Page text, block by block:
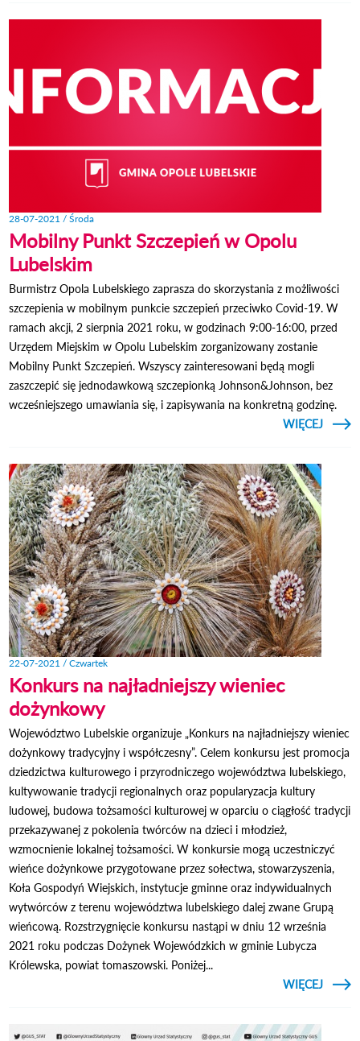
28-07-2021 / Środa
Mobilny Punkt Szczepień w Opolu
Lubelskim
Burmistrz Opola Lubelskiego zaprasza do skorzystania z możliwości
szczepienia w mobilnym punkcie szczepień przeciwko Covid-19. W
ramach akcji, 2 sierpnia 2021 roku, w godzinach 9:00-16:00, przed
Urzędem Miejskim w Opolu Lubelskim zorganizowany zostanie
Mobilny Punkt Szczepień. Wszyscy zainteresowani będą mogli
zaszczepić się jednodawkową szczepionką Johnson&Johnson, bez
wcześniejszego umawiania się, i zapisywania na konkretną godzinę.
CZYTAJ
WIĘCEJ
22-07-2021 / Czwartek
Konkurs na najładniejszy wieniec
dożynkowy
Województwo Lubelskie organizuje „Konkurs na najładniejszy wieniec
dożynkowy tradycyjny i współczesny”. Celem konkursu jest promocja
dziedzictwa kulturowego i przyrodniczego województwa lubelskiego,
kultywowanie tradycji regionalnych oraz popularyzacja kultury
ludowej, budowa tożsamości kulturowej w oparciu o ciągłość tradycji
przekazywanej z pokolenia twórców na dzieci i młodzież,
wzmocnienie lokalnej tożsamości. W konkursie mogą uczestniczyć
wieńce dożynkowe przygotowane przez sołectwa, stowarzyszenia,
Koła Gospodyń Wiejskich, instytucje gminne oraz indywidualnych
wytwórców z terenu województwa lubelskiego dalej zwane Grupą
wieńcową. Rozstrzygnięcie konkursu nastąpi w dniu 12 września
2021 roku podczas Dożynek Wojewódzkich w gminie Lubycza
Królewska, powiat tomaszowski. Poniżej...
CZYTAJ
WIĘCEJ O